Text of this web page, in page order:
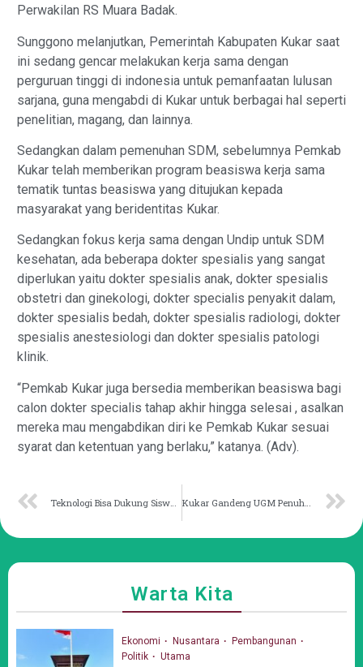
Perwakilan RS Muara Badak.
Sunggono melanjutkan, Pemerintah Kabupaten Kukar saat
ini sedang gencar melakukan kerja sama dengan
perguruan tinggi di indonesia untuk pemanfaatan lulusan
sarjana, guna mengabdi di Kukar untuk berbagai hal seperti
penelitian, magang, dan lainnya.
Sedangkan dalam pemenuhan SDM, sebelumnya Pemkab
Kukar telah memberikan program beasiswa kerja sama
tematik tuntas beasiswa yang ditujukan kepada
masyarakat yang beridentitas Kukar.
Sedangkan fokus kerja sama dengan Undip untuk SDM
kesehatan, ada beberapa dokter spesialis yang sangat
diperlukan yaitu dokter spesialis anak, dokter spesialis
obstetri dan ginekologi, dokter specialis penyakit dalam,
dokter spesialis bedah, dokter spesialis radiologi, dokter
spesialis anestesiologi dan dokter spesialis patologi
klinik.
“Pemkab Kukar juga bersedia memberikan beasiswa bagi
calon dokter specialis tahap akhir hingga selesai , asalkan
mereka mau mengabdikan diri ke Pemkab Kukar sesuai
syarat dan ketentuan yang berlaku,” katanya. (Adv).
Warta Kita
Ekonomi Nusantara
Pembangunan
Politik
Utama